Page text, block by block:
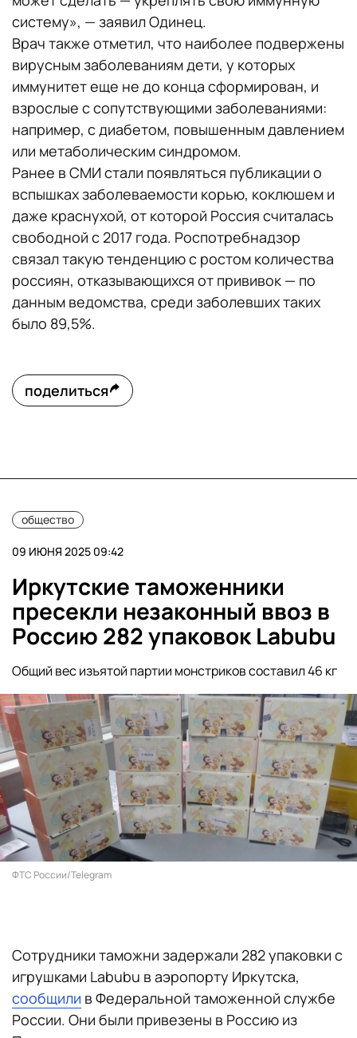
систему», — заявил Одинец.
Врач также отметил, что наиболее подвержены
вирусным заболеваниям дети, у которых
иммунитет еще не до конца сформирован, и
взрослые с сопутствующими заболеваниями:
например, с диабетом, повышенным давлением
или метаболическим синдромом.
Ранее в СМИ стали появляться публикации о
вспышках заболеваемости корью, коклюшем и
даже краснухой, от которой Россия считалась
свободной с 2017 года. Роспотребнадзор
связал такую тенденцию с ростом количества
россиян, отказывающихся от прививок — по
данным ведомства, среди заболевших таких
было 89,5%.
поделиться
общество
09 ИЮНЯ 2025 09:42
Иркутские таможенники
пресекли незаконный ввоз в
Россию 282 упаковок Labubu
Общий вес изъятой партии монстриков составил 46 кг
ФТС России/Telegram
Сотрудники таможни задержали 282 упаковки с
игрушками Labubu в аэропорту Иркутска,
сообщили в Федеральной таможенной службе
России. Они были привезены в Россию из